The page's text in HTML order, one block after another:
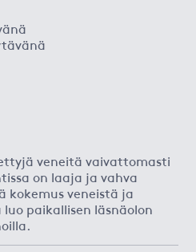
veneitä vaivattomasti
on laaja ja vahva
veneistä ja
paikallisen läsnäolon